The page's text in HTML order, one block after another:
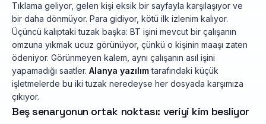
Tıklama geliyor, gelen kişi eksik bir sayfayla karşılaşıyor ve
bir daha dönmüyor. Para gidiyor, kötü ilk izlenim kalıyor.
Üçüncü kalıptaki tuzak başka: BT işini mevcut bir çalışanın
omzuna yıkmak ucuz görünüyor, çünkü o kişinin maaşı zaten
ödeniyor. Görünmeyen kalem, aynı çalışanın asıl işini
yapamadığı saatler. Alanya yazılımtarafındaki küçük
işletmelerde bu iki tuzak neredeyse her dosyada karşımıza
çıkıyor.
Beş senaryonun ortak noktası: veriyi kim besliyor